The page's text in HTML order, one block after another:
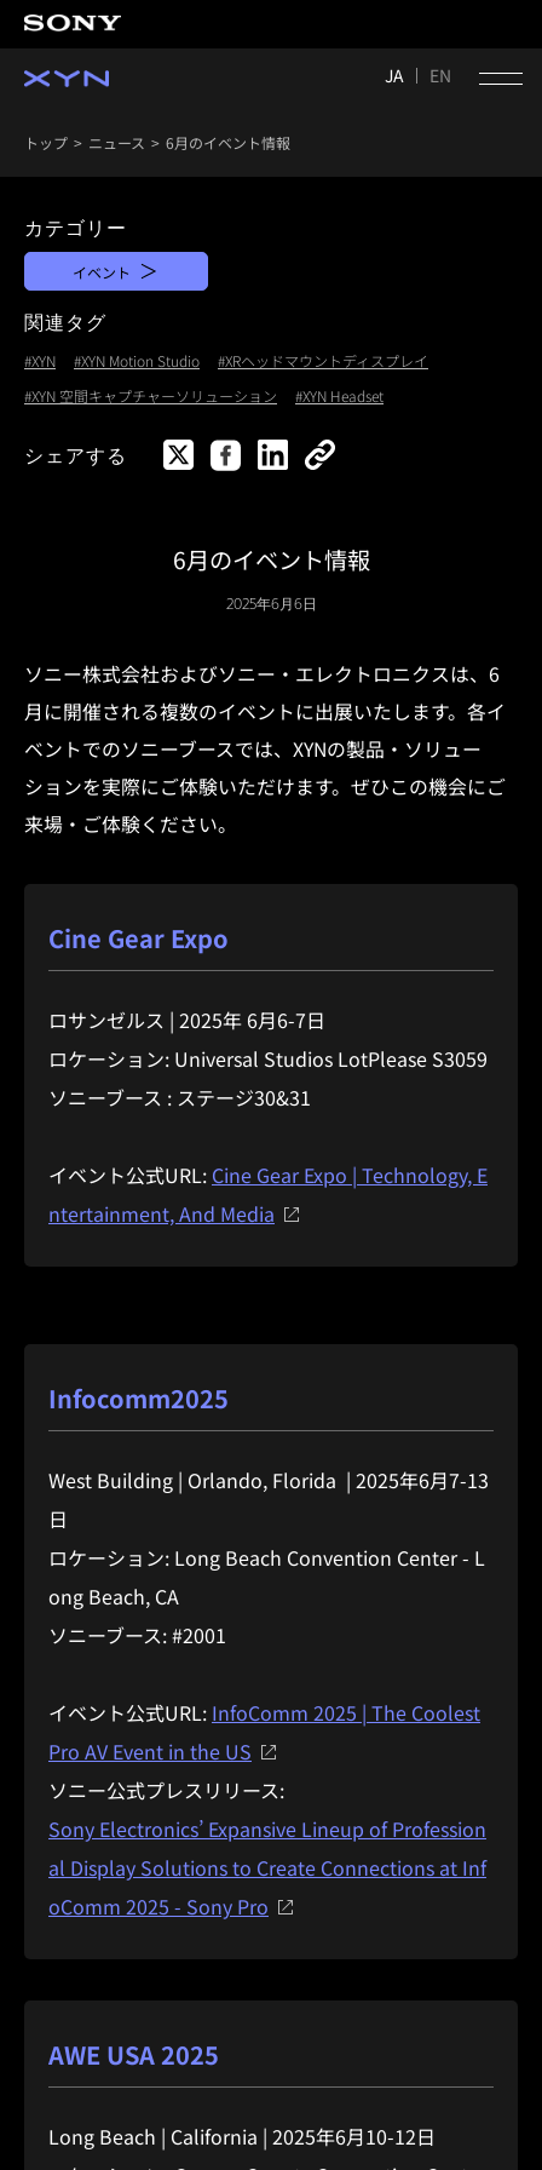
JA EN
トップ ニュース 6月のイベント情報
カテゴリー
イベント
関連タグ
#XYN #XYN Motion Studio
#XRヘッドマウントディスプレイ
#XYN 空間キャプチャーソリューション
#XYN Headset
シェアする
6月のイベント情報
2025年6月6日
ソニー株式会社およびソニー・エレクトロニクスは、6
月に開催される複数のイベントに出展いたします。各イ
ベントでのソニーブースでは、XYNの製品・ソリュー
ションを実際にご体験いただけます。ぜひこの機会にご
来場・ご体験ください。
Cine Gear Expo
ロサンゼルス | 2025年 6月6-7日
ロケーション: Universal Studios LotPlease S3059
ソニーブース : ステージ30&31
イベント公式URL: Cine Gear Expo | Technology, E
ntertainment, And Media
Infocomm2025
West Building | Orlando, Florida | 2025年6月7-13
日
ロケーション: Long Beach Convention Center - L
ong Beach, CA
ソニーブース: #2001
イベント公式URL: InfoComm 2025 | The Coolest
Pro AV Event in the US
ソニー公式プレスリリース:
Sony Electronics’ Expansive Lineup of Profession
al Display Solutions to Create Connections at Inf
oComm 2025 - Sony Pro
AWE USA 2025
Long Beach | California | 2025年6月10-12日